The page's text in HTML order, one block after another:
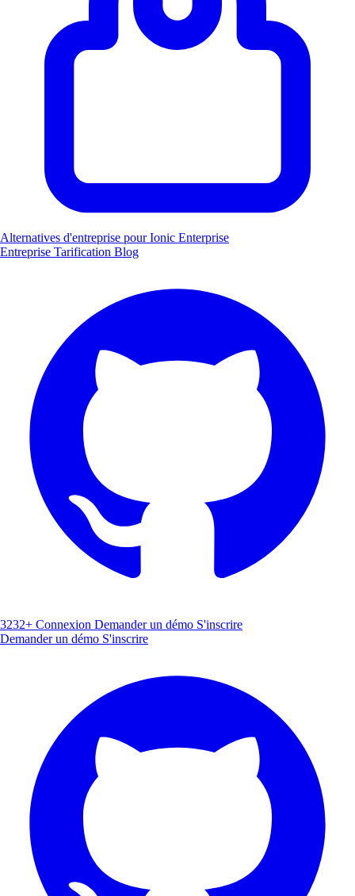
Alternatives d'entreprise pour Ionic Enterprise
Entreprise Tarification Blog
3232+ Connexion Demander un démo S'inscrire
Demander un démo S'inscrire